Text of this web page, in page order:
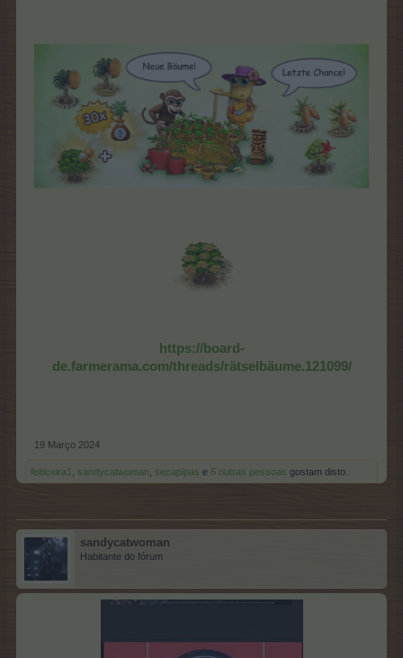
https://board-
de.farmerama.com/threads/rätselbäume.121099/
19 Março 2024
feiticeira1 sandycatwoman secapipas e 6 outras pessoas gostam disto.
sandycatwoman
Habitante do fórum